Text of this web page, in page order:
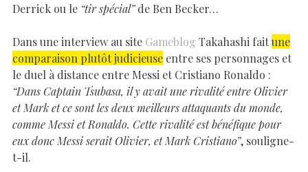
Derrick ou le “tir spécial”de Ben Becker…
Dans une interview au site Gameblog Takahashi faitune
comparaison plutôt judicieuse entre ses personnages et
le duel à distance entre Messi et Cristiano Ronaldo :
“Dans Captain Tsubasa, il y avait une rivalité entre Olivier
et Mark et ce sont les deux meilleurs attaquants du monde,
comme Messi et Ronaldo. Cette rivalité est bénéfique pour
eux donc Messi serait Olivier, et Mark Cristiano”, souligne-
t-il.